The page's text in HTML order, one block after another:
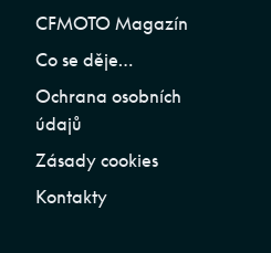
CFMOTO Magazín
Co se děje…
Ochrana osobních
údajů
Zásady cookies
Kontakty